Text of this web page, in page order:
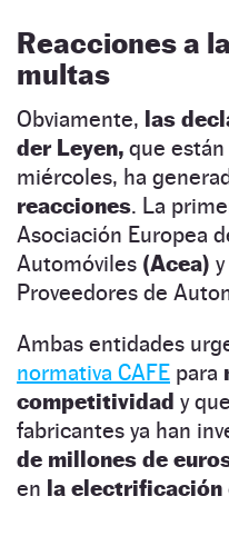
Reacciones a
multas
Obviamente, las
der Leyen, que
miércoles, ha
reacciones. La
Asociación Europea
Automóviles (Acea)
Proveedores de
Ambas entidades
normativa CAFE para
competitividad y
fabricantes ya han
de millones de
en la electrificación